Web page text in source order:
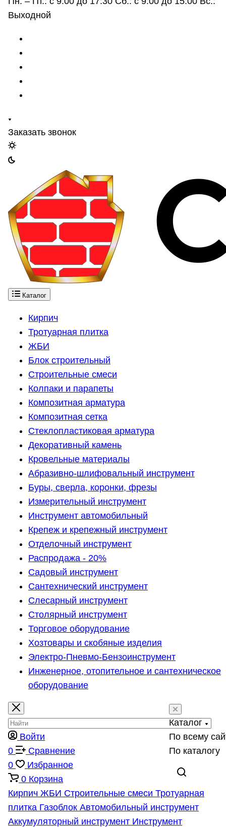
Выходной
Заказать звонок
Каталог
Кирпич
Тротуарная плитка
ЖБИ
Блок строительный
Строительные смеси
Колпаки и парапеты
Композитная арматура
Композитная сетка
Стеклопластиковая арматура
Декоративный камень
Кровельные материалы
Абразивно-шлифовальный инструмент
Буры, сверла, коронки, фрезы
Измерительный инструмент
Инструмент автомобильный
Крепеж и крепежный инструмент
Отделочный инструмент
Распродажа - 20%
Садовый инструмент
Сантехнический инструмент
Слесарный инструмент
Столярный инструмент
Торговое оборудование
Хозтовары и скобяные изделия
Электро-Пневмо-Бензоинструмент
Инженерное, отопительное и сантехническое
оборудование
Каталог
По всему
По каталогу
Войти
0
Сравнение
0
Избранное
0 Корзина
Кирпич ЖБИ Строительные смеси Тротуарная
плитка Газоблок Автомобильный инструмент
Аккумуляторный инструмент Инструмент